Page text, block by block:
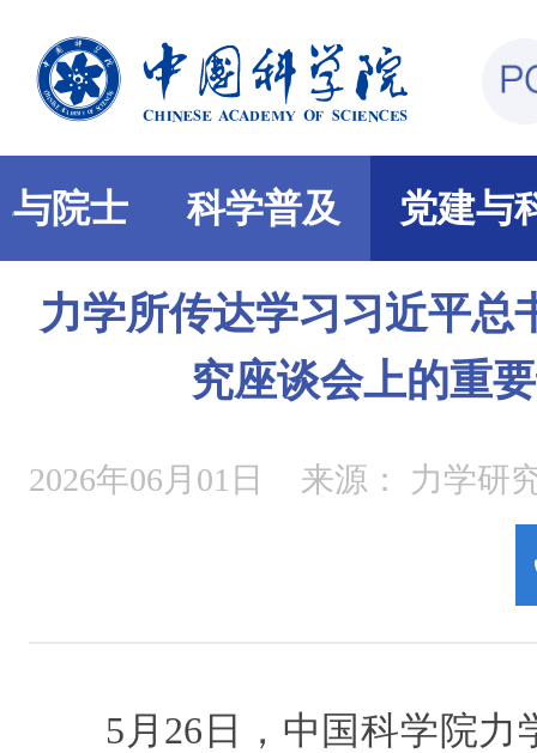
与院士 科学普及 党建与
力学所传达学习习近平总
究座谈会上的重
2026年06月01日 来源： 力学研
5月26日，中国科学院